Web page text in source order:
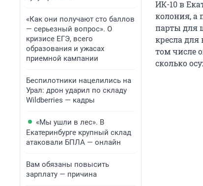
«Как они получают сто баллов
— серьезный вопрос». О
кризисе ЕГЭ, всего
образования и ужасах
приемной кампании
Беспилотники нацелились на
Урал: дрон ударил по складу
Wildberries — кадры
«Мы ушли в лес». В
Екатеринбурге крупный склад
атаковали БПЛА — онлайн
Вам обязаны повысить
зарплату — причина
ИК-10 в
колония, а
парты для
кресла для
том числе
сколько